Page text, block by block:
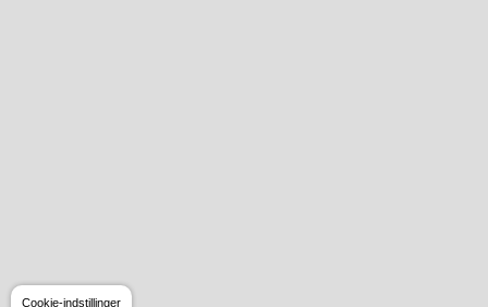
Cookie-indstillinger